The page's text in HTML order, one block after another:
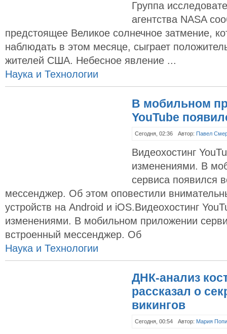
Группа
агентства NASA
предстоящее Великое солнечное затмение,
наблюдать в этом месяце, сыграет
жителей США. Небесное явление ...
Наука и Технологии
В мобильном
YouTube
Сегодня, 02:36 Автор: Павел
Видеохостинг
изменениями. В
сервиса появился
мессенджер. Об этом оповестили
устройств на Android и iOS.Видеохостинг
изменениями. В мобильном приложении
встроенный мессенджер. Об
Наука и Технологии
ДНК-анализ
рассказал о
викингов
Сегодня, 00:54 Автор: Мария